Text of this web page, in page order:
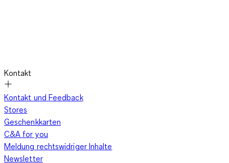
Kontakt
Kontakt und Feedback
Stores
Geschenkkarten
C&A for you
Meldung rechtswidriger Inhalte
Newsletter